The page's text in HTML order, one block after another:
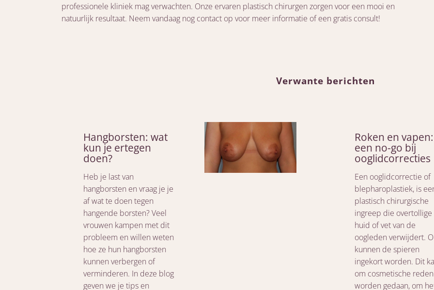
professionele kliniek mag verwachten. Onze ervaren plastisch chirurgen zorgen voor een mooi en
natuurlijk resultaat. Neem vandaag nog contact op voor meer informatie of een gratis consult!
Verwante berichten
Hangborsten: wat
kun je ertegen
doen?
Heb je last van
hangborsten en vraag je je
af wat te doen tegen
hangende borsten? Veel
vrouwen kampen met dit
probleem en willen weten
hoe ze hun hangborsten
kunnen verbergen of
verminderen. In deze blog
geven we je tips en
Roken en vapen:
een no-go bij
ooglidcorrecties
Een ooglidcorrectie of
blepharoplastiek, is
plastisch chirurgische
ingreep die overtollige
huid of vet van de
oogleden verwijdert.
kunnen de spieren
ingekort worden. Dit
om cosmetische
worden gedaan, om